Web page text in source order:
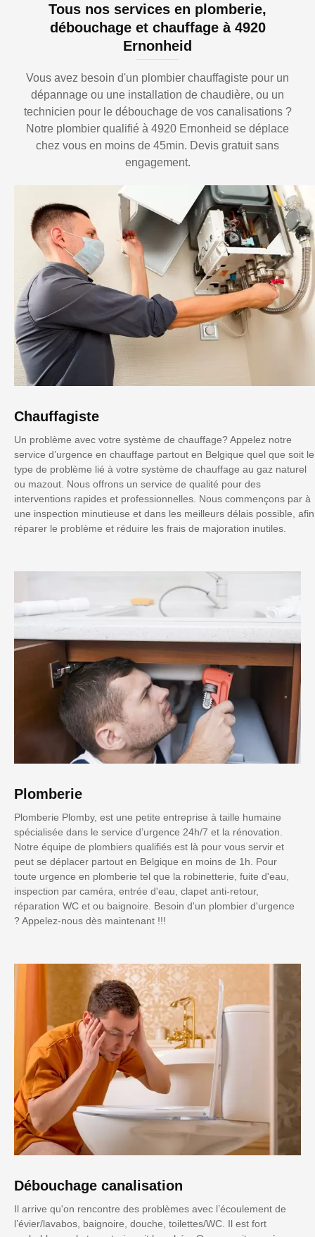
Tous nos services en plomberie,
débouchage et chauffage à 4920
Ernonheid
Vous avez besoin d'un plombier chauffagiste pour un
dépannage ou une installation de chaudière, ou un
technicien pour le débouchage de vos canalisations ?
Notre plombier qualifié à 4920 Ernonheid se déplace
chez vous en moins de 45min. Devis gratuit sans
engagement.
Chauffagiste
Un problème avec votre système de chauffage? Appelez notre
service d’urgence en chauffage partout en Belgique quel que soit le
type de problème lié à votre système de chauffage au gaz naturel
ou mazout. Nous offrons un service de qualité pour des
interventions rapides et professionnelles. Nous commençons par à
une inspection minutieuse et dans les meilleurs délais possible, afin
réparer le problème et réduire les frais de majoration inutiles.
Plomberie
Plomberie Plomby, est une petite entreprise à taille humaine
spécialisée dans le service d’urgence 24h/7 et la rénovation.
Notre équipe de plombiers qualifiés est là pour vous servir et
peut se déplacer partout en Belgique en moins de 1h. Pour
toute urgence en plomberie tel que la robinetterie, fuite d'eau,
inspection par caméra, entrée d'eau, clapet anti-retour,
réparation WC et ou baignoire. Besoin d'un plombier d'urgence
? Appelez-nous dès maintenant !!!
Débouchage canalisation
Il arrive qu'on rencontre des problèmes avec l’écoulement de
l’évier/lavabos, baignoire, douche, toilettes/WC. Il est fort